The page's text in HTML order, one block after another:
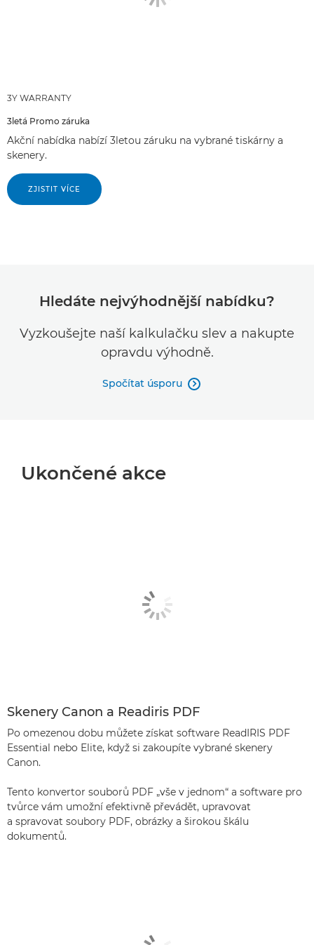
3Y WARRANTY
3letá Promo záruka
Akční nabídka nabízí 3letou záruku na vybrané tiskárny a
skenery.
ZJISTIT VÍCE
Hledáte nejvýhodnější nabídku?
Vyzkoušejte naší kalkulačku slev a nakupte
opravdu výhodně.
Spočítat úsporu 
Ukončené akce
Skenery Canon a Readiris PDF
Po omezenou dobu můžete získat software ReadIRIS PDF
Essential nebo Elite, když si zakoupíte vybrané skenery
Canon.
Tento konvertor souborů PDF „vše v jednom“ a software pro
tvůrce vám umožní efektivně převádět, upravovat
a spravovat soubory PDF, obrázky a širokou škálu
dokumentů.